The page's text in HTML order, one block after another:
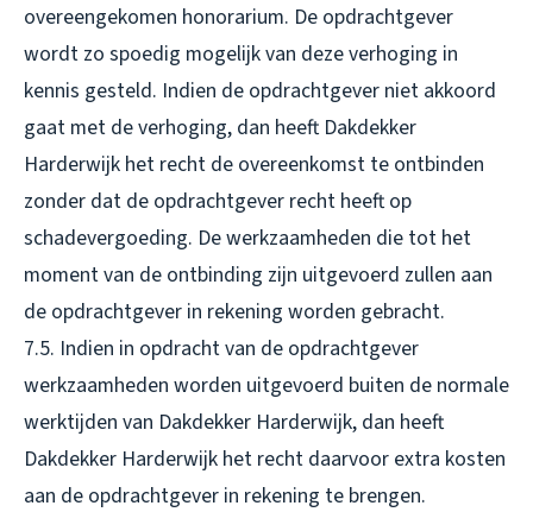
overeengekomen honorarium. De opdrachtgever
wordt zo spoedig mogelijk van deze verhoging in
kennis gesteld. Indien de opdrachtgever niet akkoord
gaat met de verhoging, dan heeft Dakdekker
Harderwijk het recht de overeenkomst te ontbinden
zonder dat de opdrachtgever recht heeft op
schadevergoeding. De werkzaamheden die tot het
moment van de ontbinding zijn uitgevoerd zullen aan
de opdrachtgever in rekening worden gebracht.
7.5. Indien in opdracht van de opdrachtgever
werkzaamheden worden uitgevoerd buiten de normale
werktijden van Dakdekker Harderwijk, dan heeft
Dakdekker Harderwijk het recht daarvoor extra kosten
aan de opdrachtgever in rekening te brengen.